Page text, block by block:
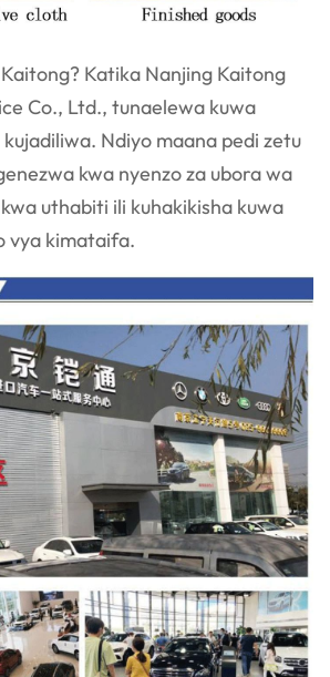
Katika Nanjing Kaitong
Co., Ltd., tunaelewa kuwa
Ndiyo maana pedi zetu
kwa nyenzo za ubora wa
uthabiti ili kuhakikisha kuwa
vya kimataifa.